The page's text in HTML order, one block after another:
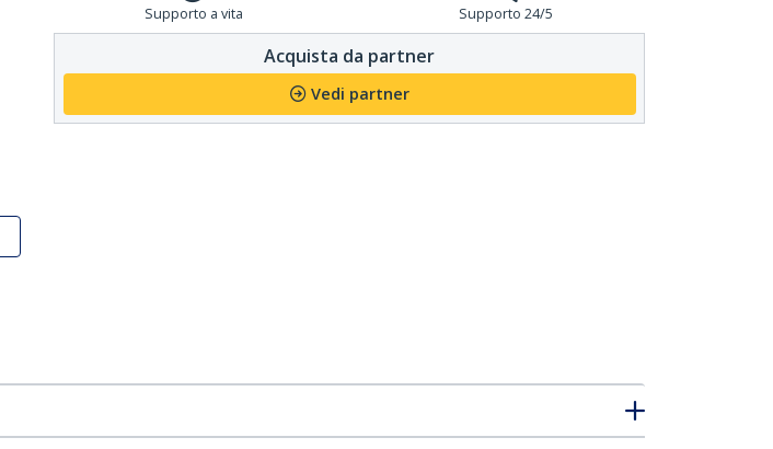
Supporto a vita Supporto 24/5
Acquista da partner
Vedi partner